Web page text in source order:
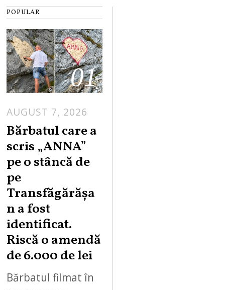
POPULAR
01
AUGUST 7, 2026
Bărbatul care a
scris „ANNA”
pe o stâncă de
pe
Transfăgărășa
n a fost
identificat.
Riscă o amendă
de 6.000 de lei
Bărbatul filmat în